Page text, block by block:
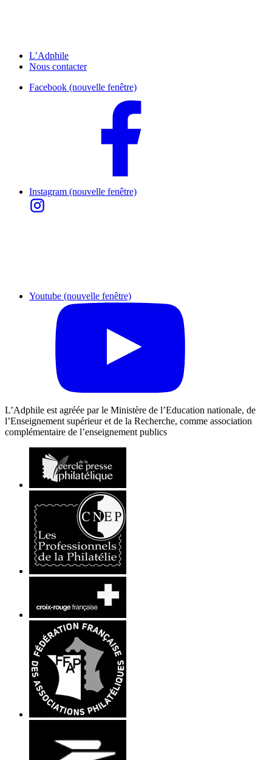
L’Adphile
Nous contacter
Facebook (nouvelle fenêtre)
Instagram (nouvelle fenêtre)
Youtube (nouvelle fenêtre)
L’Adphile est agréée par le Ministère de l’Education nationale, de
l’Enseignement supérieur et de la Recherche, comme association
complémentaire de l’enseignement publics